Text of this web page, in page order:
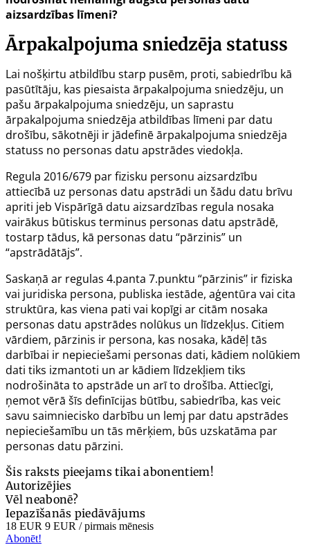
aizsardzības līmeni?
Ārpakalpojuma sniedzēja statuss
Lai nošķirtu atbildību starp pusēm, proti, sabiedrību kā
pasūtītāju, kas piesaista ārpakalpojuma sniedzēju, un
pašu ārpakalpojuma sniedzēju, un saprastu
ārpakalpojuma sniedzēja atbildības līmeni par datu
drošību, sākotnēji ir jādefinē ārpakalpojuma sniedzēja
statuss no personas datu apstrādes viedokļa.
Regula 2016/679 par fizisku personu aizsardzību
attiecībā uz personas datu apstrādi un šādu datu brīvu
apriti jeb Vispārīgā datu aizsardzības regula nosaka
vairākus būtiskus terminus personas datu apstrādē,
tostarp tādus, kā personas datu “pārzinis” un
“apstrādātājs”.
Saskaņā ar regulas 4.panta 7.punktu “pārzinis” ir fiziska
vai juridiska persona, publiska iestāde, aģentūra vai cita
struktūra, kas viena pati vai kopīgi ar citām nosaka
personas datu apstrādes nolūkus un līdzekļus. Citiem
vārdiem, pārzinis ir persona, kas nosaka, kādēļ tās
darbībai ir nepieciešami personas dati, kādiem nolūkiem
dati tiks izmantoti un ar kādiem līdzekļiem tiks
nodrošināta to apstrāde un arī to drošība. Attiecīgi,
ņemot vērā šīs definīcijas būtību, sabiedrība, kas veic
savu saimniecisko darbību un lemj par datu apstrādes
nepieciešamību un tās mērķiem, būs uzskatāma par
personas datu pārzini.
Šis raksts pieejams tikai abonentiem!
Autorizējies
Vēl neabonē?
Iepazīšanās piedāvājums
18 EUR 9 EUR / pirmais mēnesis
Abonēt!